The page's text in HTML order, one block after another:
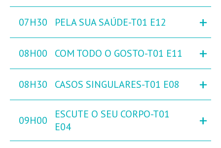
07H30 PELA SUA SAÚDE-T01 E12 +
08H00 COM TODO O GOSTO-T01 E11 +
08H30 CASOS SINGULARES-T01 E08 +
09H00
ESCUTE O SEU CORPO-T01
E04
+